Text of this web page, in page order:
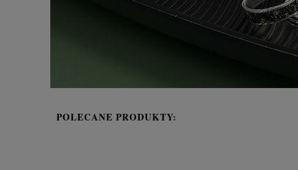
POLECANE PRODUKTY: